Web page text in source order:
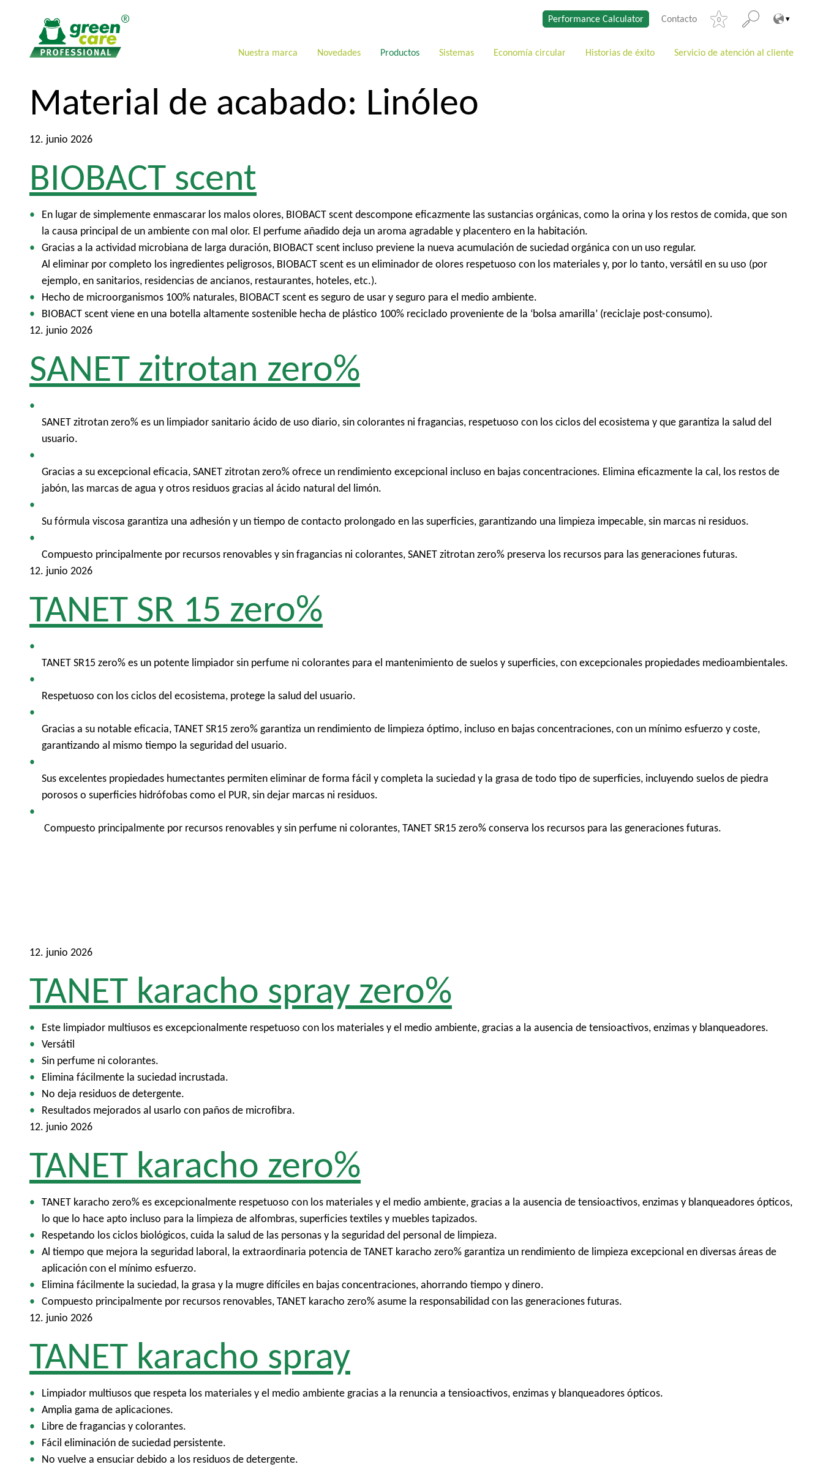
Performance Calculator Contacto 0
Nuestra marca Novedades Productos Sistemas Economía circular Historias de éxito Servicio de atención al cliente
Material de acabado: Linóleo
12. junio 2026
BIOBACT scent
En lugar de simplemente enmascarar los malos olores, BIOBACT scent descompone eficazmente las sustancias orgánicas, como la orina y los restos de comida, que son
la causa principal de un ambiente con mal olor. El perfume añadido deja un aroma agradable y placentero en la habitación.
Gracias a la actividad microbiana de larga duración, BIOBACT scent incluso previene la nueva acumulación de suciedad orgánica con un uso regular.
Al eliminar por completo los ingredientes peligrosos, BIOBACT scent es un eliminador de olores respetuoso con los materiales y, por lo tanto, versátil en su uso (por
ejemplo, en sanitarios, residencias de ancianos, restaurantes, hoteles, etc.).
Hecho de microorganismos 100% naturales, BIOBACT scent es seguro de usar y seguro para el medio ambiente.
BIOBACT scent viene en una botella altamente sostenible hecha de plástico 100% reciclado proveniente de la ‘bolsa amarilla’ (reciclaje post-consumo).
12. junio 2026
SANET zitrotan zero%
SANET zitrotan zero% es un limpiador sanitario ácido de uso diario, sin colorantes ni fragancias, respetuoso con los ciclos del ecosistema y que garantiza la salud del
usuario.
Gracias a su excepcional eficacia, SANET zitrotan zero% ofrece un rendimiento excepcional incluso en bajas concentraciones. Elimina eficazmente la cal, los restos de
jabón, las marcas de agua y otros residuos gracias al ácido natural del limón.
Su fórmula viscosa garantiza una adhesión y un tiempo de contacto prolongado en las superficies, garantizando una limpieza impecable, sin marcas ni residuos.
Compuesto principalmente por recursos renovables y sin fragancias ni colorantes, SANET zitrotan zero% preserva los recursos para las generaciones futuras.
12. junio 2026
TANET SR 15 zero%
TANET SR15 zero% es un potente limpiador sin perfume ni colorantes para el mantenimiento de suelos y superficies, con excepcionales propiedades medioambientales.
Respetuoso con los ciclos del ecosistema, protege la salud del usuario.
Gracias a su notable eficacia, TANET SR15 zero% garantiza un rendimiento de limpieza óptimo, incluso en bajas concentraciones, con un mínimo esfuerzo y coste,
garantizando al mismo tiempo la seguridad del usuario.
Sus excelentes propiedades humectantes permiten eliminar de forma fácil y completa la suciedad y la grasa de todo tipo de superficies, incluyendo suelos de piedra
porosos o superficies hidrófobas como el PUR, sin dejar marcas ni residuos.
Compuesto principalmente por recursos renovables y sin perfume ni colorantes, TANET SR15 zero% conserva los recursos para las generaciones futuras.
12. junio 2026
TANET karacho spray zero%
Este limpiador multiusos es excepcionalmente respetuoso con los materiales y el medio ambiente, gracias a la ausencia de tensioactivos, enzimas y blanqueadores.
Versátil
Sin perfume ni colorantes.
Elimina fácilmente la suciedad incrustada.
No deja residuos de detergente.
Resultados mejorados al usarlo con paños de microfibra.
12. junio 2026
TANET karacho zero%
TANET karacho zero% es excepcionalmente respetuoso con los materiales y el medio ambiente, gracias a la ausencia de tensioactivos, enzimas y blanqueadores ópticos,
lo que lo hace apto incluso para la limpieza de alfombras, superficies textiles y muebles tapizados.
Respetando los ciclos biológicos, cuida la salud de las personas y la seguridad del personal de limpieza.
Al tiempo que mejora la seguridad laboral, la extraordinaria potencia de TANET karacho zero% garantiza un rendimiento de limpieza excepcional en diversas áreas de
aplicación con el mínimo esfuerzo.
Elimina fácilmente la suciedad, la grasa y la mugre difíciles en bajas concentraciones, ahorrando tiempo y dinero.
Compuesto principalmente por recursos renovables, TANET karacho zero% asume la responsabilidad con las generaciones futuras.
12. junio 2026
TANET karacho spray
Limpiador multiusos que respeta los materiales y el medio ambiente gracias a la renuncia a tensioactivos, enzimas y blanqueadores ópticos.
Amplia gama de aplicaciones.
Libre de fragancias y colorantes.
Fácil eliminación de suciedad persistente.
No vuelve a ensuciar debido a los residuos de detergente.